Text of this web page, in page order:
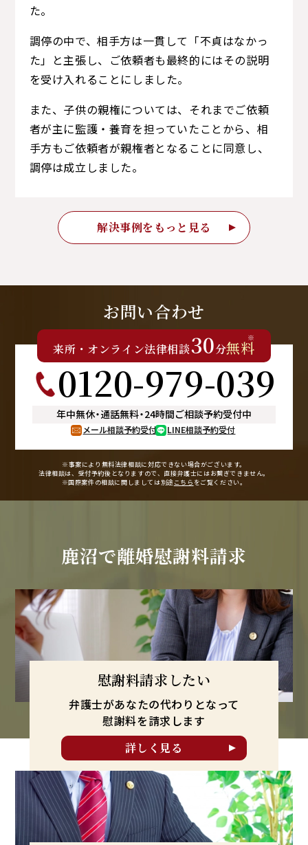
た。
調停の中で、相手方は一貫して「不貞はなかっ
た」と主張し、ご依頼者も最終的にはその説明
を受け入れることにしました。
また、子供の親権については、それまでご依頼
者が主に監護・養育を担っていたことから、相
手方もご依頼者が親権者となることに同意し、
調停は成立しました。
解決事例をもっと見る
お問い合わせ
来所 ・ オンライン法律相談30分無料
※
0120-979-039
年中無休・通話無料・24時間ご相談予約受付中
メール相談予約受付 LINE相談予約受付
※事案により無料法律相談に対応できない場合がございます。
法律相談は、受付予約後となりますので、 直接弁護士にはお繋ぎできません。
※国際案件の相談に関しましては別途こちら をご覧ください。
鹿沼で離婚慰謝料請求
慰謝料請求したい
弁護士があなたの代わりとなって
慰謝料を請求します
詳しく見る